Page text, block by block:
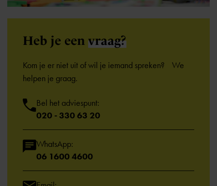
Heb je een vraag?
Kom je er niet uit of wil je iemand spreken? We
helpen je graag.
Bel het adviespunt:
020 - 330 63 20
WhatsApp:
06 1600 4600